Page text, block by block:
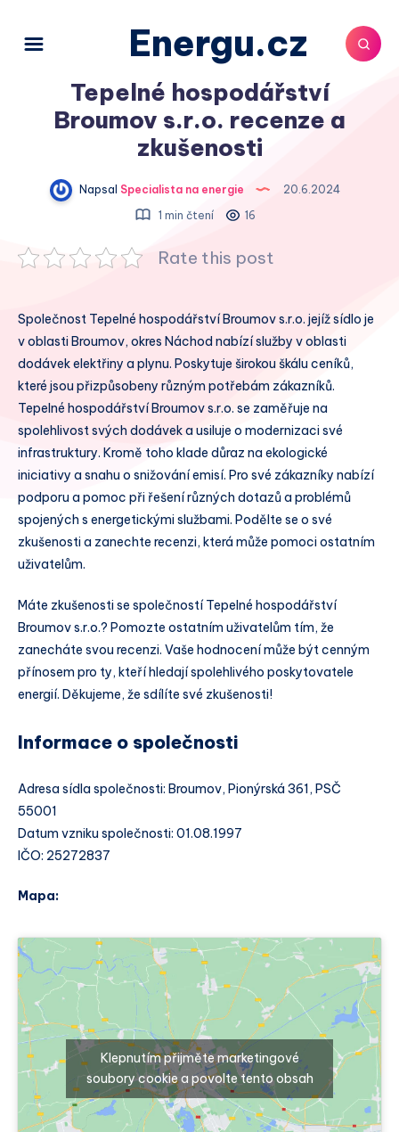
Energu.cz
Tepelné hospodářství
Broumov s.r.o. recenze a
zkušenosti
Napsal Specialista na energie
20.6.2024
1 min čtení
16
Rate this post
Společnost Tepelné hospodářství Broumov s.r.o. jejíž sídlo je
v oblasti Broumov, okres Náchod nabízí služby v oblasti
dodávek elektřiny a plynu. Poskytuje širokou škálu ceníků,
které jsou přizpůsobeny různým potřebám zákazníků.
Tepelné hospodářství Broumov s.r.o. se zaměřuje na
spolehlivost svých dodávek a usiluje o modernizaci své
infrastruktury. Kromě toho klade důraz na ekologické
iniciativy a snahu o snižování emisí. Pro své zákazníky nabízí
podporu a pomoc při řešení různých dotazů a problémů
spojených s energetickými službami. Podělte se o své
zkušenosti a zanechte recenzi, která může pomoci ostatním
uživatelům.
Máte zkušenosti se společností Tepelné hospodářství
Broumov s.r.o.? Pomozte ostatním uživatelům tím, že
zanecháte svou recenzi. Vaše hodnocení může být cenným
přínosem pro ty, kteří hledají spolehlivého poskytovatele
energií. Děkujeme, že sdílíte své zkušenosti!
Informace o společnosti
Adresa sídla společnosti: Broumov, Pionýrská 361, PSČ
55001
Datum vzniku společnosti: 01.08.1997
IČO: 25272837
Mapa:
Klepnutím přijměte marketingové
soubory cookie a povolte tento obsah